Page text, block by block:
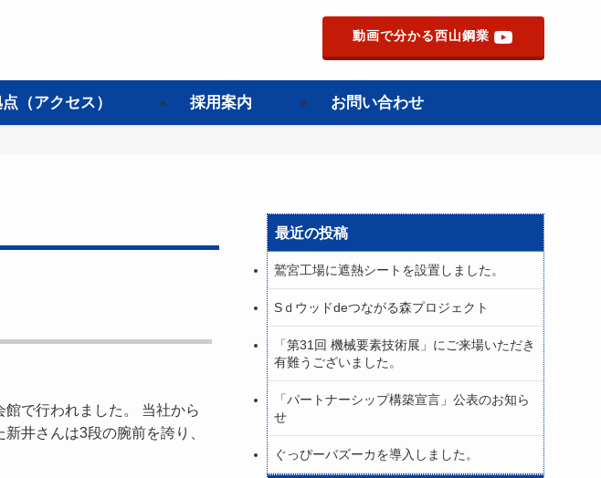
動画で分かる西山鋼業
（アクセス） 採用案内 お問い合わせ
で行われました。 当社から
井さんは3段の腕前を誇り、
最近の投稿
鷲宮工場に遮熱シートを設置しました。
Sｄウッドdeつながる森プロジェクト
「第31回 機械要素技術展」にご来場いただき
有難うございました。
「パートナーシップ構築宣言」公表のお知ら
せ
ぐっぴーバズーカを導入しました。